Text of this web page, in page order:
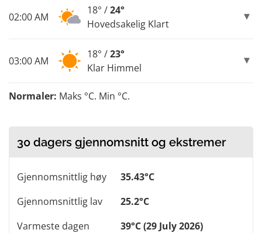
02:00 AM
18° /24°
Hovedsakelig Klart
03:00 AM
18° /23°
Klar Himmel
Normaler: Maks °C. Min °C.
30 dagers gjennomsnitt og ekstremer
Gjennomsnittlig høy
35.43°C
Gjennomsnittlig lav
25.2°C
Varmeste dagen
39°C (29 July 2026)